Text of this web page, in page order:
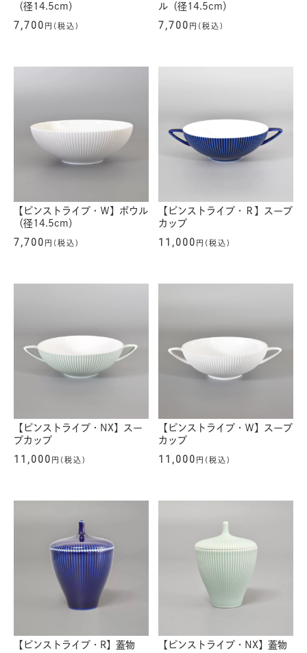
（径14.5cm）
7,700 円(税込)
ル（径14.5cm）
7,700 円(税込)
【ピンストライプ・Ｗ】ボウル
（径14.5cm）
7,700 円(税込)
【ピンストライプ・Ｒ】スープ
カップ
11,000 円(税込)
【ピンストライプ・NX】スー
プカップ
11,000 円(税込)
【ピンストライプ・Ｗ】スープ
カップ
11,000 円(税込)
【ピンストライプ・R】蓋物 【ピンストライプ・NX】蓋物